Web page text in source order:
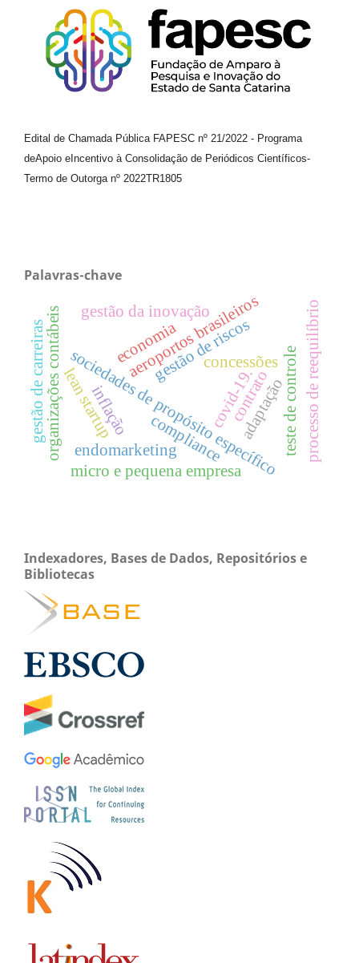
Edital de Chamada Pública FAPESC nº 21/2022 - Programa
deApoio e Incentivo à Consolidação de Periódicos Científicos-
Termo de Outorga nº 2022TR1805
Palavras-chave
covid-19.
concessões
sociedades de propósito específico
aeroportos brasileiros
teste de controle
gestão de riscos
compliance
lean startup
gestão da inovação
micro e pequena empresa
adaptação
organizações contábeis economia
endomarketing
contrato processo de reequilíbrio
inflação
gestão de carreiras
Indexadores, Bases de Dados, Repositórios e
Bibliotecas